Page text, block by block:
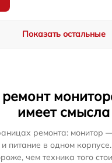
Показать остальные
имеет смысла
ремонта: монитор
и питание в одном
чем техника того